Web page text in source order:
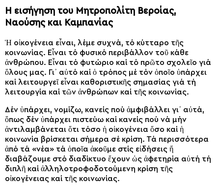
Η εισήγηση του Μητροπολίτη Βεροίας,
Ναούσης και Καμπανίας
Ἡ οἰκογένεια εἶναι, λέμε συχνά, τό κύτταρο τῆς
κοινωνίας. Εἶναι τό φυσικό περιβάλλον τοῦ κάθε
ἀνθρώπου. Εἶναι τό φυτώριο καί τό πρῶτο σχολεῖο γιά
ὅλους μας. Γι᾽ αὐτό καί ὁ τρόπος μέ τόν ὁποῖο ὑπάρχει
καί λειτουργεῖ εἶναι καθοριστικῆς σημασίας γιά τή
λειτουργία καί τῶν ἀνθρώπων καί τῆς κοινωνίας.
Δέν ὑπάρχει, νομίζω, κανείς πού ἀμφιβάλλει γι᾽ αὐτά,
ὅπως δέν ὑπάρχει πιστεύω καί κανείς πού νά μήν
ἀντιλαμβάνεται ὅτι τόσο ἡ οἰκογένεια ὅσο καί ἡ
κοινωνία βρίσκεται σήμερα σέ κρίση. Τά περισσότερα
ἀπό τά «νέα» τά ὁποῖα ἀκοῦμε στίς εἰδήσεις ἤ
διαβάζουμε στό διαδίκτυο ἔχουν ὡς ἀφετηρία αὐτή τή
διπλῆ καί ἀλληλοτροφοδοτούμενη κρίση τῆς
οἰκογένειας καί τῆς κοινωνίας.